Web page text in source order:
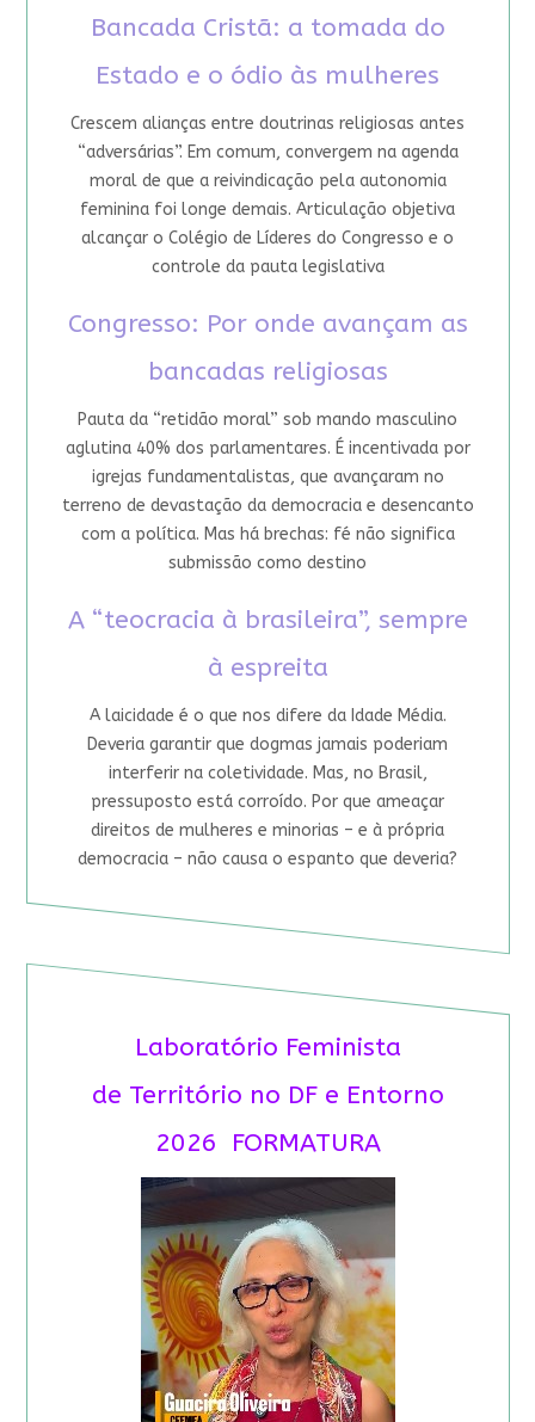
Bancada Cristã: a tomada do
Estado e o ódio às mulheres
Crescem alianças entre doutrinas religiosas antes
“adversárias”. Em comum, convergem na agenda
moral de que a reivindicação pela autonomia
feminina foi longe demais. Articulação objetiva
alcançar o Colégio de Líderes do Congresso e o
controle da pauta legislativa
Congresso: Por onde avançam as
bancadas religiosas
Pauta da “retidão moral” sob mando masculino
aglutina 40% dos parlamentares. É incentivada por
igrejas fundamentalistas, que avançaram no
terreno de devastação da democracia e desencanto
com a política. Mas há brechas: fé não significa
submissão como destino
A “teocracia à brasileira”, sempre
à espreita
A laicidade é o que nos difere da Idade Média.
Deveria garantir que dogmas jamais poderiam
interferir na coletividade. Mas, no Brasil,
pressuposto está corroído. Por que ameaçar
direitos de mulheres e minorias – e à própria
democracia – não causa o espanto que deveria?
Laboratório Feminista
de Território no DF e Entorno
2026 FORMATURA